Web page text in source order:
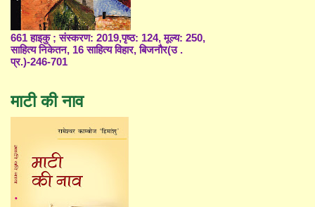
661 हाइकु ; संस्करण: 2019,पृष्ठ: 124, मूल्य: 250,
साहित्य निकेतन, 16 साहित्य विहार, बिजनौर(उ .
प्र.)-246-701
माटी की नाव